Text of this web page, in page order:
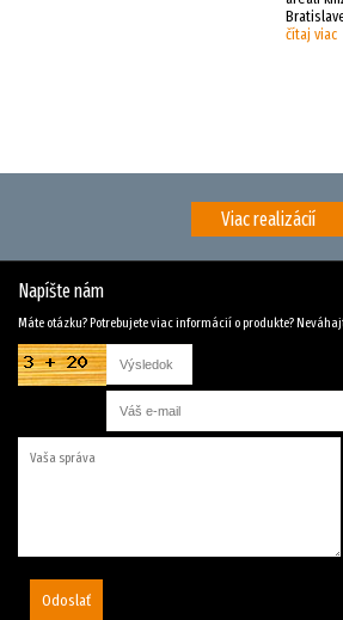
čítaj viac
Viac realizácií
Napíšte nám
Máte otázku? Potrebujete viac informácií o produkte?
Odoslať